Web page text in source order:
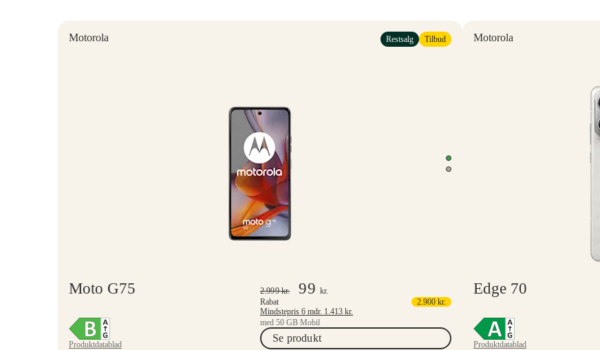
Motorola Restsalg Tilbud
Moto G75
Produktdatablad
2.999kr. 99 kr.
Rabat
2.900 kr.
Mindstepris 6 mdr. 1.413 kr.
med 50 GB Mobil
Se produkt
Motorola
Edge 70
Produktdatablad